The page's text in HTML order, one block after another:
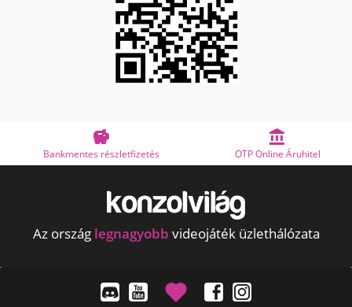

Bankmentes részletfizetés

OTP Online Áruhitel
Az ország legnagyobb videojáték üzlethálózata